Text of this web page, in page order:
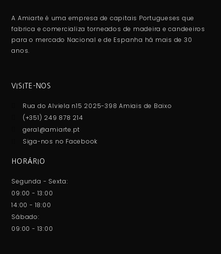
A Amiarte é uma empresa de capitais Portugueses que
fabrica e comercializa torneados de madeira e candeeiros
para o mercado Nacional e de Espanha há mais de 30
anos.
VISITE-NOS
Rua do Alviela n15 2025-398 Amiais de Baixo
(+351) 249 878 214
geral@amiarte.pt
Siga-nos no Facebook
HORÁRIO
Segunda - Sexta:
09:00 - 13:00
14:00 - 18:00
Sábado:
09:00 - 13:00